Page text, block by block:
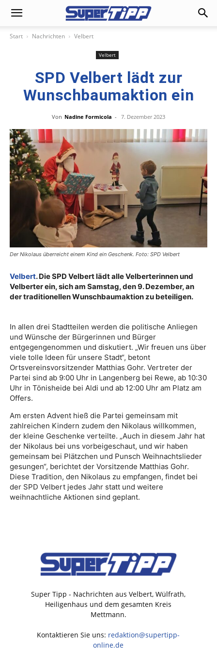
Start Nachrichten Velbert
Velbert
SPD Velbert lädt zur
Wunschbaumaktion ein
Von Nadine Formicola - 7. Dezember 2023
Der Nikolaus überreicht einem Kind ein Geschenk. Foto: SPD Velbert
Velbert. Die SPD Velbert lädt alle Velberterinnen und
Velberter ein, sich am Samstag, den 9. Dezember, an
der traditionellen Wunschbaumaktion zu beteiligen.
In allen drei Stadtteilen werden die politische Anliegen
und Wünsche der Bürgerinnen und Bürger
entgegengenommen und diskutiert. „Wir freuen uns über
viele tolle Ideen für unsere Stadt“, betont
Ortsvereinsvorsitzender Matthias Gohr. Vertreter der
Partei sind ab 9:00 Uhr in Langenberg bei Rewe, ab 10:30
Uhr in Tönisheide bei Aldi und ab 12:00 Uhr am Platz am
Offers.
Am ersten Advent hieß die Partei gemeinsam mit
zahlreichen Kindern zudem den Nikolaus willkommen,
der kleine Geschenke verteilte. „Auch in diesem Jahr hat
der Nikolaus bei uns vorbeigeschaut, und wir haben
gemeinsam bei Plätzchen und Punsch Weihnachtslieder
gesungen“, berichtet der Vorsitzende Matthias Gohr.
Diese Tradition, den Nikolaus zu empfangen, findet bei
der SPD Velbert jedes Jahr statt und weitere
weihnachtliche Aktionen sind geplant.
Super Tipp - Nachrichten aus Velbert, Wülfrath,
Heiligenhaus und dem gesamten Kreis
Mettmann.
Kontaktieren Sie uns: redaktion@supertipp-
online.de